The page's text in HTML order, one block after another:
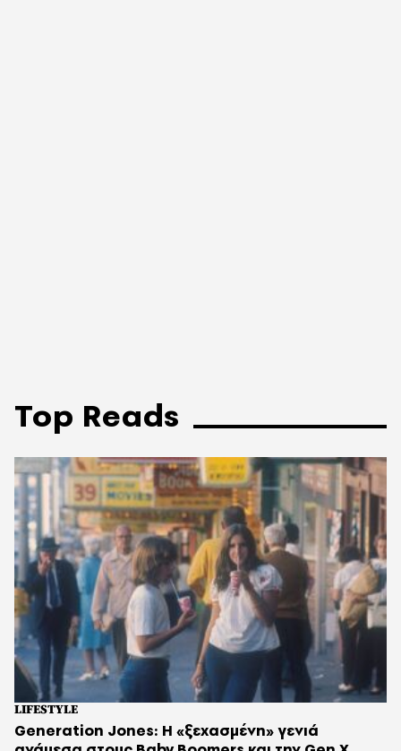
Top Reads
LIFESTYLE
Generation Jones: Η «ξεχασμένη» γενιά